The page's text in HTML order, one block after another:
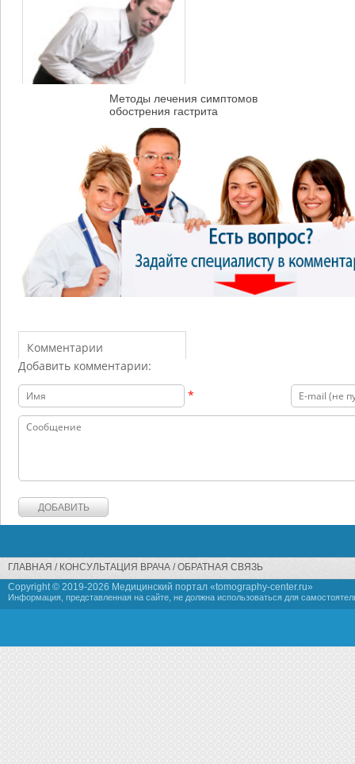
Методы лечения симптомов
обострения гастрита
Комментарии
Добавить комментарии:
*
ГЛАВНАЯ КОНСУЛЬТАЦИЯ ВРАЧА
ОБРАТНАЯ СВЯЗЬ
Copyright © 2019-2026 Медицинский портал «tomography-center.ru»
Информация, представленная на сайте, не должна использоваться для